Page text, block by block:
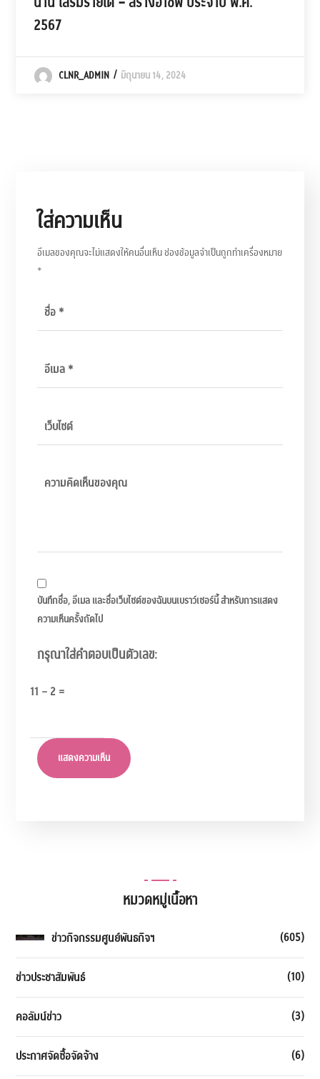
2567
CLNR_ADMIN มิถุนายน 14, 2024
ใส่ความเห็น
อีเมลของคุณจะไม่แสดงให้คนอื่นเห็นช่องข้อมูลจำเป็นถูกทำเครื่องหมาย
*
บันทึกชื่อ, อีเมล และชื่อเว็บไซต์ของฉันบนเบราว์เซอร์นี้ สำหรับการแสดง
ความเห็นครั้งถัดไป
กรุณาใส่คำตอบเป็นตัวเลข:
11 − 2 =
หมวดหมู่เนื้อหา
ข่าวกิจกรรมศูนย์พันธกิจฯ (605)
ข่าวประชาสัมพันธ์ (10)
คอลัมน์ข่าว (3)
ประกาศจัดซื้อจัดจ้าง (6)